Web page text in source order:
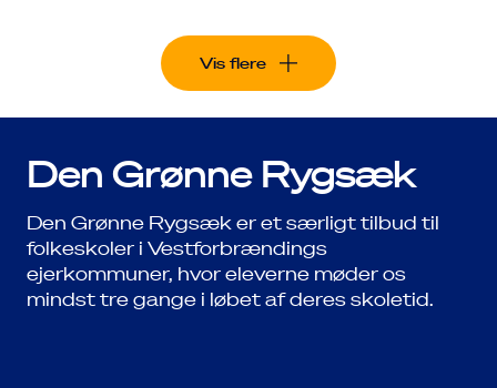
Vis flere
Den Grønne Rygsæk
Den Grønne Rygsæk er et særligt tilbud til
folkeskoler i Vestforbrændings
ejerkommuner, hvor eleverne møder os
mindst tre gange i løbet af deres skoletid.